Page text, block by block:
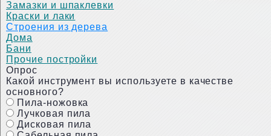
Замазки и шпаклевки
Краски и лаки
Строения из дерева
Дома
Бани
Прочие постройки
Опрос
Какой инструмент вы используете в качестве
основного?
Пила-ножовка
Лучковая пила
Дисковая пила